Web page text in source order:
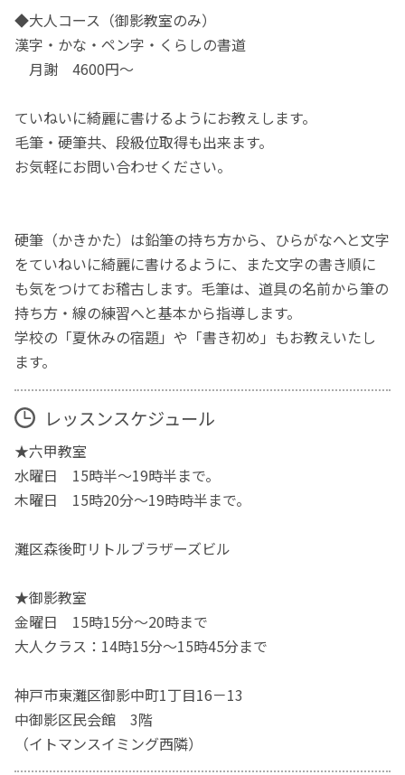
◆大人コース（御影教室のみ）
漢字・かな・ペン字・くらしの書道
月謝 4600円〜
ていねいに綺麗に書けるようにお教えします。
毛筆・硬筆共、段級位取得も出来ます。
お気軽にお問い合わせください。
硬筆（かきかた）は鉛筆の持ち方から、ひらがなへと文字
をていねいに綺麗に書けるように、また文字の書き順に
も気をつけてお稽古します。毛筆は、道具の名前から筆の
持ち方・線の練習へと基本から指導します。
学校の「夏休みの宿題」や「書き初め」もお教えいたし
ます。
レッスンスケジュール
★六甲教室
水曜日 15時半～19時半まで。
木曜日 15時20分～19時時半まで。
灘区森後町リトルブラザーズビル
★御影教室
金曜日 15時15分～20時まで
大人クラス：14時15分〜15時45分まで
神戸市東灘区御影中町1丁目16－13
中御影区民会館 3階
（イトマンスイミング西隣）